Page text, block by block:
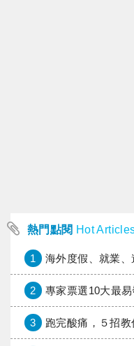
熱門點閱 Hot
1 海外度假、就業、遊學保障加倍
2 專家票選10大最
3 跑完酸痛，５招